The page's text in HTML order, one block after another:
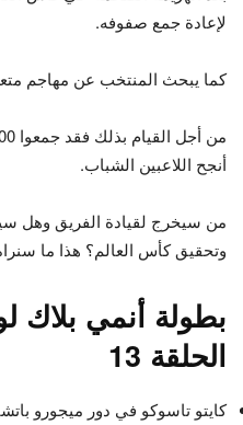
لإعادة جمع صفوفه.
كما يبحث المنتخب عن مهاجم
أنجح اللاعبين الشباب.
من سيخرج لقيادة الفريق وهل
وتحقيق كأس العالم؟ هذا ما
بطولة أنمي بلاك
الحلقة 13
كايتو تاسوكو في دور ميجورو